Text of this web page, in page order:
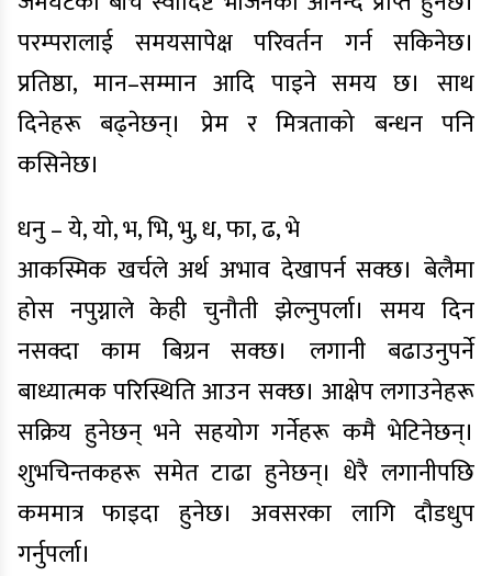
परम्परालाई समयसापेक्ष परिवर्तन गर्न सकिनेछ।
प्रतिष्ठा, मान–सम्मान आदि पाइने समय छ। साथ
दिनेहरू बढ्नेछन्। प्रेम र मित्रताको बन्धन पनि
कसिनेछ।
धनु – ये, यो, भ, भि, भु, ध, फा, ढ, भे
आकस्मिक खर्चले अर्थ अभाव देखापर्न सक्छ। बेलैमा
होस नपुग्नाले केही चुनौती झेल्नुपर्ला। समय दिन
नसक्दा काम बिग्रन सक्छ। लगानी बढाउनुपर्ने
बाध्यात्मक परिस्थिति आउन सक्छ। आक्षेप लगाउनेहरू
सक्रिय हुनेछन् भने सहयोग गर्नेहरू कमै भेटिनेछन्।
शुभचिन्तकहरू समेत टाढा हुनेछन्। धेरै लगानीपछि
कममात्र फाइदा हुनेछ। अवसरका लागि दौडधुप
गर्नुपर्ला।